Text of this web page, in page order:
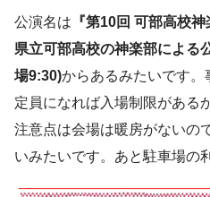
公演名は 『第10回 可部高校神
県立可部高校の神楽部による
場9:30)からあるみたいです
定員になれば入場制限がある
注意点は会場は暖房がないの
いみたいです。あと駐車場の